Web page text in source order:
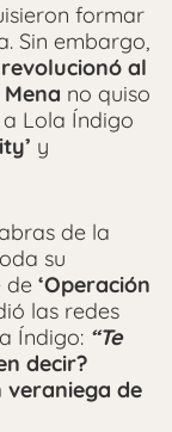
formar
Sin embargo,
revolucionó al
no quiso
Lola Índigo
y
de la
su
de ‘Operación
las redes
Índigo: “Te
decir?
veraniega de